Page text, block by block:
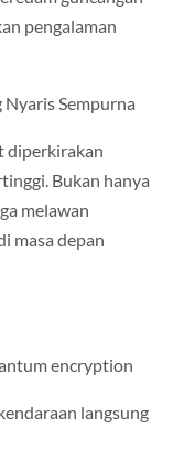
pengalaman
Sempurna
diperkirakan
Bukan hanya
melawan
masa depan
encryption
langsung